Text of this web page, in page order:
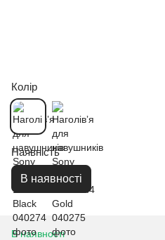
Колір
Наявність
В наявності
В наявності